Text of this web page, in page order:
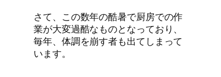
さて、この数年の酷暑で厨房での作
業が大変過酷なものとなっており、
毎年、体調を崩す者も出てしまって
います。